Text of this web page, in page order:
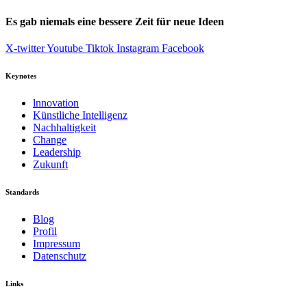
Es gab niemals eine bessere Zeit für neue Ideen
X-twitterYoutube Tiktok Instagram Facebook
Keynotes
lnnovation
Künstliche Intelligenz
Nachhaltigkeit
Change
Leadership
Zukunft
Standards
Blog
Profil
Impressum
Datenschutz
Links